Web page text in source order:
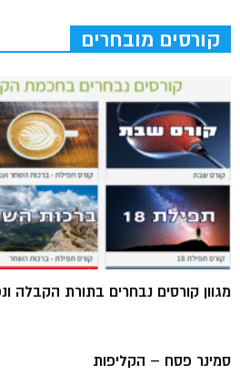
קורסים מובחרים
מגוון קורסים נבחרים בתורת הקבלה
סמינר פסח – הקליפות